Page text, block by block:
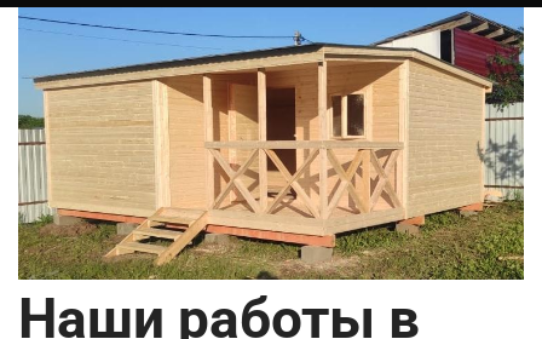
Наши работы в